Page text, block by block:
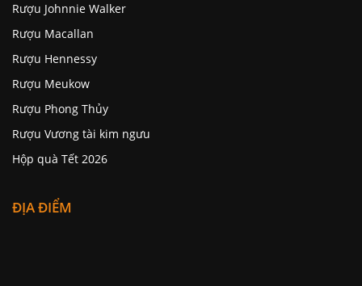
Rượu Johnnie Walker
Rượu Macallan
Rượu Hennessy
Rượu Meukow
Rượu Phong Thủy
Rượu Vương tài kim ngưu
Hộp quà Tết 2026
ĐỊA ĐIỂM